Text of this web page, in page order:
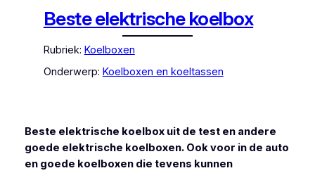
Beste elektrische koelbox
Rubriek: Koelboxen
Onderwerp: Koelboxen en koeltassen
Beste elektrische koelbox uit de test en andere
goede elektrische koelboxen. Ook voor in de auto
en goede koelboxen die tevens kunnen